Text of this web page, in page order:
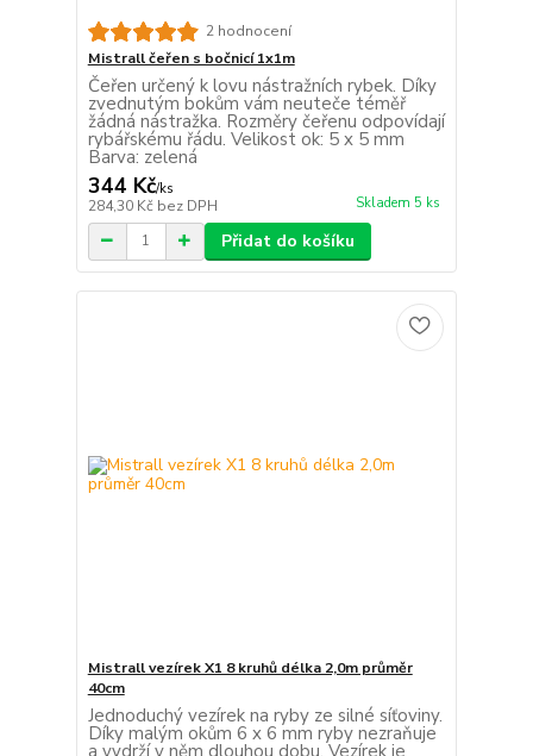
2 hodnocení
Mistrall čeřen s bočnicí 1x1m
Čeřen určený k lovu nástražních rybek. Díky
zvednutým bokům vám neuteče téměř
žádná nástražka. Rozměry čeřenu odpovídají
rybářskému řádu. Velikost ok: 5 x 5 mm
Barva: zelená
344 Kč/ks
284,30 Kč bez DPH Skladem 5 ks
Přidat do košíku
Mistrall vezírek X1 8 kruhů délka 2,0m průměr
40cm
Jednoduchý vezírek na ryby ze silné síťoviny.
Díky malým okům 6 x 6 mm ryby nezraňuje